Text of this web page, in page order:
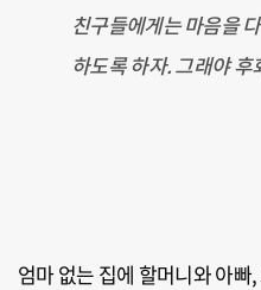
친구들에게는 마음을
하도록 하자. 그래야
엄마 없는 집에 할머니와 아